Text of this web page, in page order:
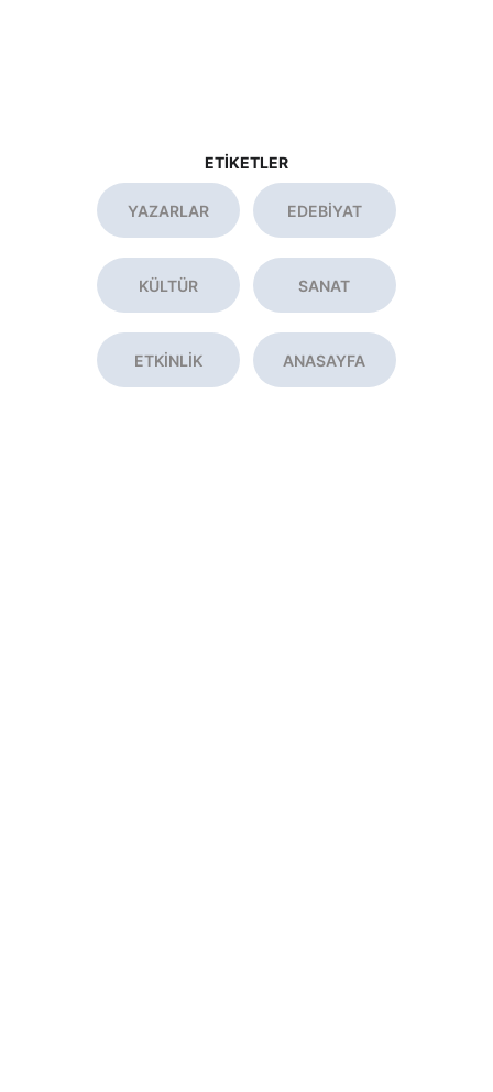
ETİKETLER
YAZARLAR EDEBİYAT
KÜLTÜR SANAT
ANASAYFA
ETKİNLİK